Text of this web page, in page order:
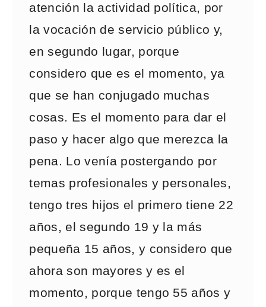
atención la actividad política, por
la vocación de servicio público y,
en segundo lugar, porque
considero que es el momento, ya
que se han conjugado muchas
cosas. Es el momento para dar el
paso y hacer algo que merezca la
pena. Lo venía postergando por
temas profesionales y personales,
tengo tres hijos el primero tiene 22
años, el segundo 19 y la más
pequeña 15 años, y considero que
ahora son mayores y es el
momento, porque tengo 55 años y